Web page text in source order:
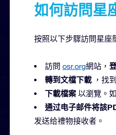
如何訪問星
按照以下步驟訪問星座
訪問 osr.org網站，
轉到文檔下載 ，找
下載檔案 以瀏覽。
通过电子邮件将該
发送给禮物接收者。